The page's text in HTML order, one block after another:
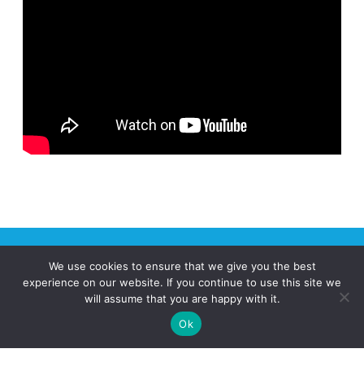
Qu’est-ce que le Pôle AERIS?
We use cookies to ensure that we give you the best
experience on our website. If you continue to use this site we
will assume that you are happy with it.
Ok